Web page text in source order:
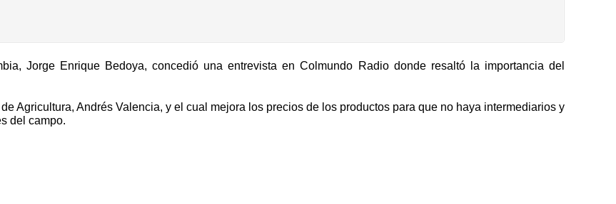
Jorge Enrique Bedoya, concedió una entrevista en Colmundo Radio donde resaltó la importancia del
Agricultura, Andrés Valencia, y el cual mejora los precios de los productos para que no haya intermediarios y
del campo.